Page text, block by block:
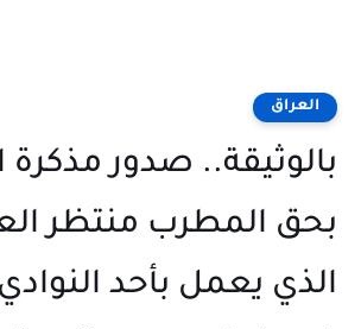
العراق
بالوثيقة.. صدور مذكرة
بحق المطرب منتظر
الذي يعمل بأحد النوادي